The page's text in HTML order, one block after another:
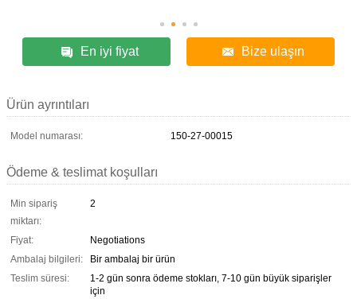
En iyi fiyat Bize ulaşın
Ürün ayrıntıları
Model numarası: 150-27-00015
Ödeme & teslimat koşulları
Min sipariş
miktarı:
2
Fiyat:
Negotiations
Ambalaj bilgileri:
Bir ambalaj bir ürün
Teslim süresi:
1-2 gün sonra ödeme stokları, 7-10 gün büyük siparişler
için